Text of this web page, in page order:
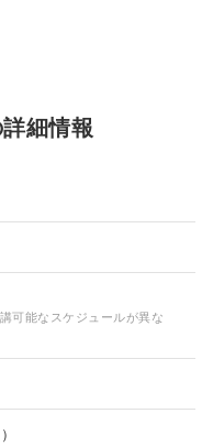
細情報
可能なスケジュールが異な